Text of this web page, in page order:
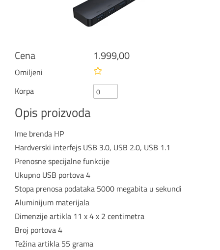
Cena 1.999,00
Omiljeni
Korpa
Opis proizvoda
Ime brenda HP
Hardverski interfejs USB 3.0, USB 2.0, USB 1.1
Prenosne specijalne funkcije
Ukupno USB portova 4
Stopa prenosa podataka 5000 megabita u sekundi
Aluminijum materijala
Dimenzije artikla 11 x 4 x 2 centimetra
Broj portova 4
Težina artikla 55 grama